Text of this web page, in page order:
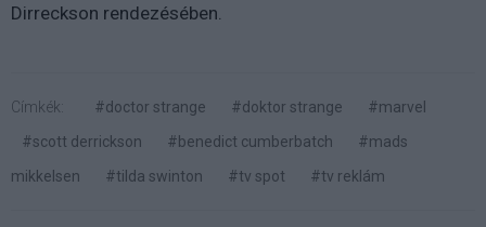
Dirreckson rendezésében.
Címkék: #doctor strange #doktor strange
#marvel
#scott derrickson
#benedict cumberbatch
#mads
mikkelsen
#tilda swinton #tv spot #tv reklám